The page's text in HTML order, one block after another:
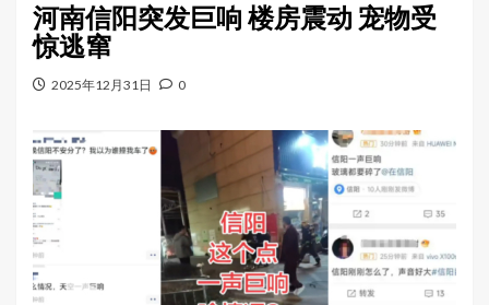
河南信阳突发巨响 楼房震动 宠物受
惊逃窜
2025年12月31日 0